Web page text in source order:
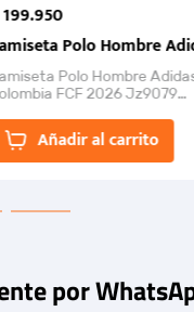
199.950
Polo Hombre
Polo Hombre
FCF 2026 Jz9079
estilo de...
Añadir al carrito
por